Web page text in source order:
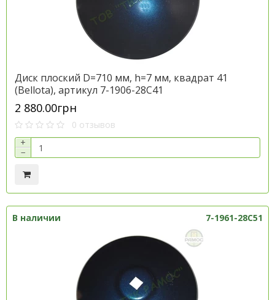
Диск плоский D=710 мм, h=7 мм, квадрат 41
(Bellota), артикул 7-1906-28C41
2 880.00грн
0 отзывов
+
−
В наличии 7-1961-28C51